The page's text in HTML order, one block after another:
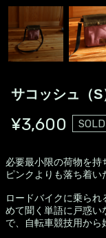
サコッシュ（
¥3,600
必要最小限の荷物を持
ピンクよりも落ち着
ロードバイクに乗ら
めて聞く単語に戸惑い
で、自転車競技用か